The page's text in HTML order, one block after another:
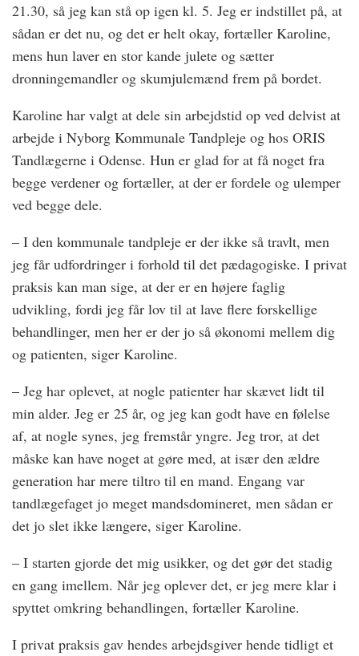
21.30, så jeg kan stå op igen kl. 5. Jeg er indstillet på, at
sådan er det nu, og det er helt okay, fortæller Karoline,
mens hun laver en stor kande julete og sætter
dronningemandler og skumjulemænd frem på bordet.
Karoline har valgt at dele sin arbejdstid op ved delvist at
arbejde i Nyborg Kommunale Tandpleje og hos ORIS
Tandlægerne i Odense. Hun er glad for at få noget fra
begge verdener og fortæller, at der er fordele og ulemper
ved begge dele.
– I den kommunale tandpleje er der ikke så travlt, men
jeg får udfordringer i forhold til det pædagogiske. I privat
praksis kan man sige, at der er en højere faglig
udvikling, fordi jeg får lov til at lave flere forskellige
behandlinger, men her er der jo så økonomi mellem dig
og patienten, siger Karoline.
– Jeg har oplevet, at nogle patienter har skævet lidt til
min alder. Jeg er 25 år, og jeg kan godt have en følelse
af, at nogle synes, jeg fremstår yngre. Jeg tror, at det
måske kan have noget at gøre med, at især den ældre
generation har mere tiltro til en mand. Engang var
tandlægefaget jo meget mandsdomineret, men sådan er
det jo slet ikke længere, siger Karoline.
– I starten gjorde det mig usikker, og det gør det stadig
en gang imellem. Når jeg oplever det, er jeg mere klar i
spyttet omkring behandlingen, fortæller Karoline.
I privat praksis gav hendes arbejdsgiver hende tidligt et